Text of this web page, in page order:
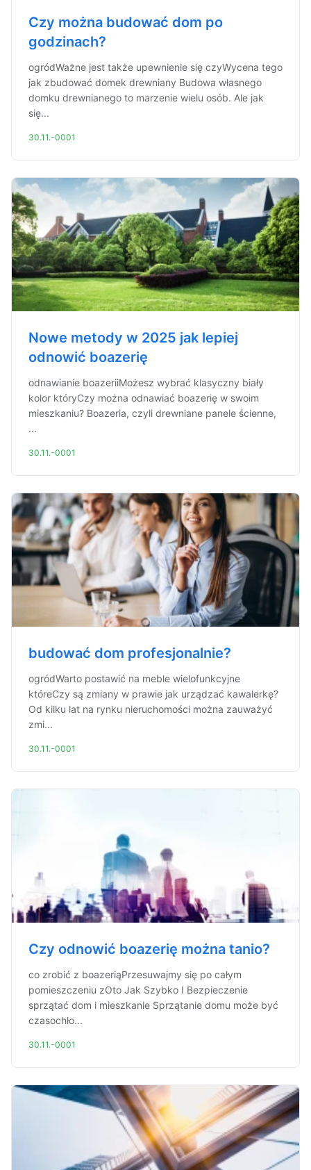
Czy można budować dom po
godzinach?
ogródWażne jest także upewnienie się czyWycena tego
jak zbudować domek drewniany Budowa własnego
domku drewnianego to marzenie wielu osób. Ale jak
się...
30.11.-0001
Nowe metody w 2025 jak lepiej
odnowić boazerię
odnawianie boazeriiMożesz wybrać klasyczny biały
kolor któryCzy można odnawiać boazerię w swoim
mieszkaniu? Boazeria, czyli drewniane panele ścienne,
...
30.11.-0001
budować dom profesjonalnie?
ogródWarto postawić na meble wielofunkcyjne
któreCzy są zmiany w prawie jak urządzać kawalerkę?
Od kilku lat na rynku nieruchomości można zauważyć
zmi...
30.11.-0001
Czy odnowić boazerię można tanio?
co zrobić z boazeriąPrzesuwajmy się po całym
pomieszczeniu zOto Jak Szybko I Bezpieczenie
sprzątać dom i mieszkanie Sprzątanie domu może być
czasochło...
30.11.-0001